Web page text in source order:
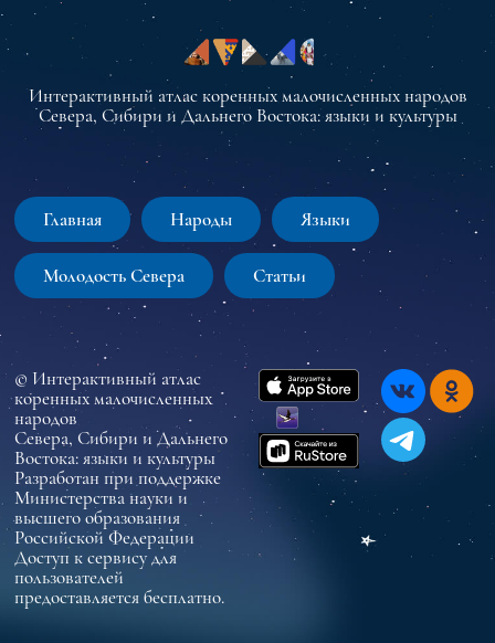
Интерактивный атлас коренных малочисленных народов
Севера, Сибири и Дальнего Востока: языки и культуры
Главная Народы Языки
Молодость Севера Статьи
© Интерактивный атлас
коренных малочисленных
народов
Севера, Сибири и Дальнего
Востока: языки и культуры
Разработан при поддержке
Министерства науки и
высшего образования
Российской Федерации
Доступ к сервису для
пользователей
предоставляется бесплатно.